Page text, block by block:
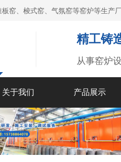
窑、梭式窑、气氛窑等窑炉等生产
精工铸
从事窑炉
关于我们 产品展示